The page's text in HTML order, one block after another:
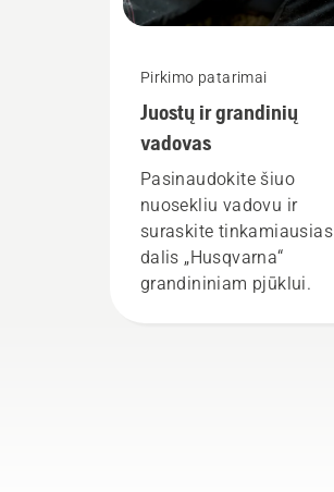
Pirkimo patarimai
Juostų ir grandinių
vadovas
Pasinaudokite šiuo
nuosekliu vadovu ir
suraskite tinkamiausias
dalis „Husqvarna“
grandininiam pjūklui.